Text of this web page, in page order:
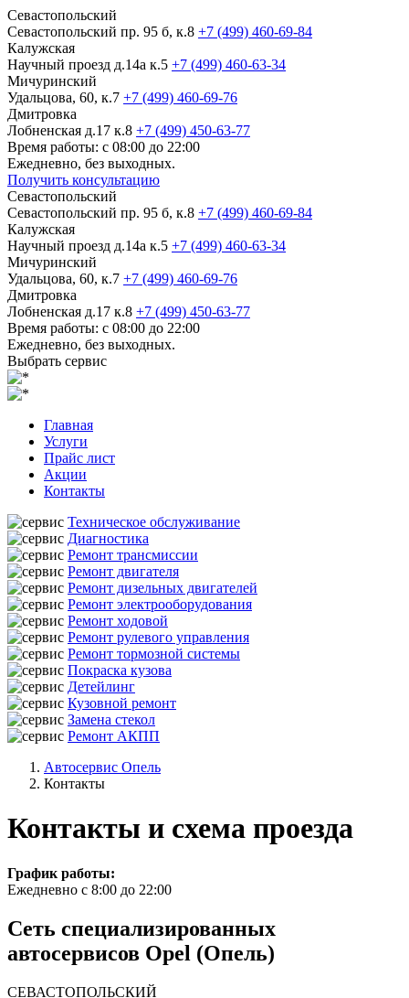
Севастопольский
Севастопольский пр. 95 б, к.8 +7 (499) 460-69-84
Калужская
Научный проезд д.14а к.5 +7 (499) 460-63-34
Мичуринский
Удальцова, 60, к.7 +7 (499) 460-69-76
Дмитровка
Лобненская д.17 к.8 +7 (499) 450-63-77
Время работы: с 08:00 до 22:00
Ежедневно, без выходных.
Получить консультацию
Севастопольский
Севастопольский пр. 95 б, к.8 +7 (499) 460-69-84
Калужская
Научный проезд д.14а к.5 +7 (499) 460-63-34
Мичуринский
Удальцова, 60, к.7 +7 (499) 460-69-76
Дмитровка
Лобненская д.17 к.8 +7 (499) 450-63-77
Время работы: с 08:00 до 22:00
Ежедневно, без выходных.
Выбрать сервис
Главная
Услуги
Прайс лист
Акции
Контакты
Техническое обслуживание
Диагностика
Ремонт трансмиссии
Ремонт двигателя
Ремонт дизельных двигателей
Ремонт электрооборудования
Ремонт ходовой
Ремонт рулевого управления
Ремонт тормозной системы
Покраска кузова
Детейлинг
Кузовной ремонт
Замена стекол
Ремонт АКПП
Автосервис Опель
Контакты
Контакты и схема проезда
График работы:
Ежедневно с 8:00 до 22:00
Сеть специализированных
автосервисов Opel (Опель)
СЕВАСТОПОЛЬСКИЙ